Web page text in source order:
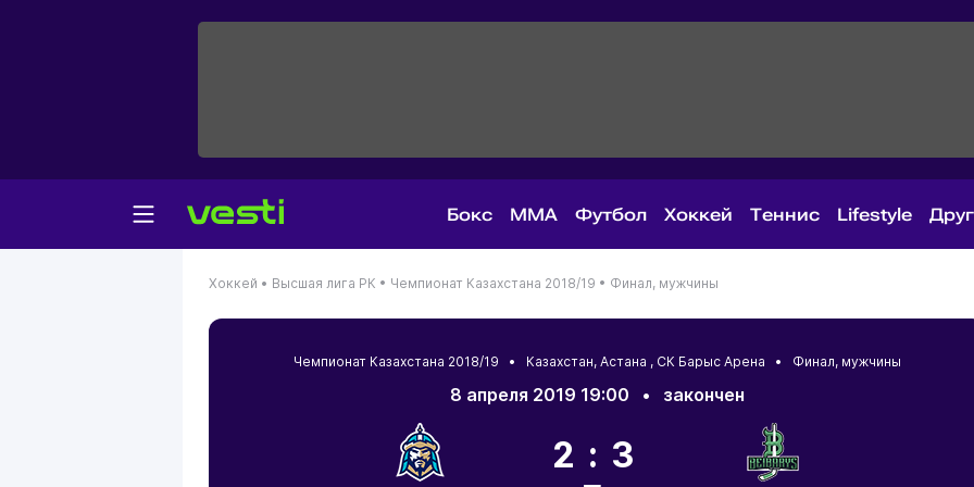
Бокс MMA Футбол Хоккей Теннис Lifestyle
Хоккей • Высшая лига РК • Чемпионат Казахстана 2018/19 • Финал, мужчины
Чемпионат Казахстана 2018/19 • Казахстан, Астана , СК Барыс Арена • Финал, мужчины
8 апреля 2019 19:00 • закончен
2:3